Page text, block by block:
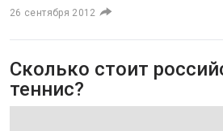
26 сентября 2012
Сколько стоит
теннис?